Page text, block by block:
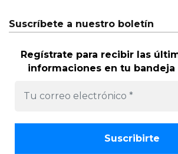
Suscríbete a nuestro boletín
Regístrate para recibir las
informaciones en tu bandeja